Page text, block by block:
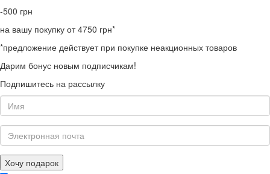
-500 грн
на вашу покупку от 4750 грн*
*предложение действует при покупке неакционных товаров
Дарим бонус новым подписчикам!
Подпишитесь на рассылку
Хочу подарок